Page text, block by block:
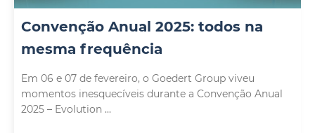
Convenção Anual 2025: todos na
mesma frequência
Em 06 e 07 de fevereiro, o Goedert Group viveu
momentos inesquecíveis durante a Convenção Anual
2025 – Evolution ...